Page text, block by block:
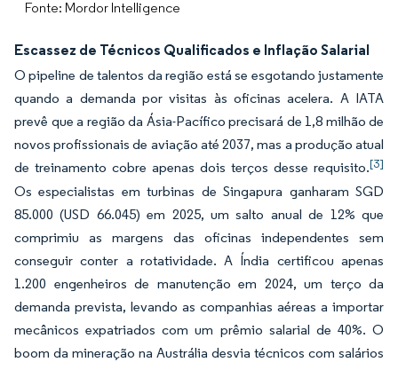
Fonte: Mordor Intelligence
Escassez de Técnicos Qualificados e Inflação Salarial
O pipeline de talentos da região está se esgotando justamente
quando a demanda por visitas às oficinas acelera. A IATA
prevê que a região da Ásia-Pacífico precisará de 1,8 milhão de
novos profissionais de aviação até 2037, mas a produção atual
de treinamento cobre apenas dois terços desse requisito.[3]
Os especialistas em turbinas de Singapura ganharam SGD
85.000 (USD 66.045) em 2025, um salto anual de 12% que
comprimiu as margens das oficinas independentes sem
conseguir conter a rotatividade. A Índia certificou apenas
1.200 engenheiros de manutenção em 2024, um terço da
demanda prevista, levando as companhias aéreas a importar
mecânicos expatriados com um prêmio salarial de 40%. O
boom da mineração na Austrália desvia técnicos com salários